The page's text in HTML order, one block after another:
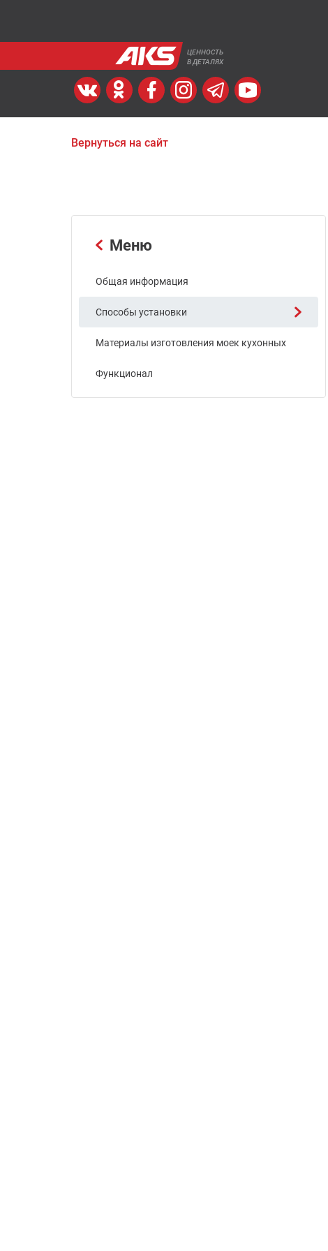
ЦЕННОСТЬ
В ДЕТАЛЯХ
Вернуться на сайт
Меню
Общая информация
Способы установки
Материалы изготовления моек кухонных
Функционал